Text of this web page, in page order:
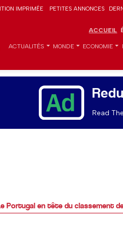
IMPRIMÉE PETITES ANNONCES
ACCUEIL
ACTUALITÉS MONDE ECONOMIE
Read
Portugal en tête du classement